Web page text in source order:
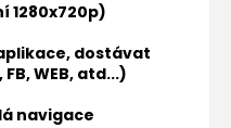
1280x720p)
dostávat
WEB, atd...)
navigace